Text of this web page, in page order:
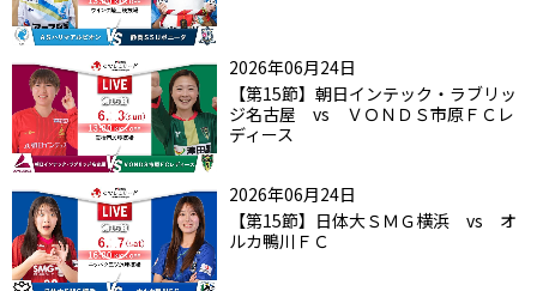
2026年06月24日
【第15節】朝日インテック・ラブリッ
ジ名古屋 vs ＶＯＮＤＳ市原ＦＣレ
ディース
2026年06月24日
【第15節】日体大ＳＭＧ横浜 vs オ
ルカ鴨川ＦＣ